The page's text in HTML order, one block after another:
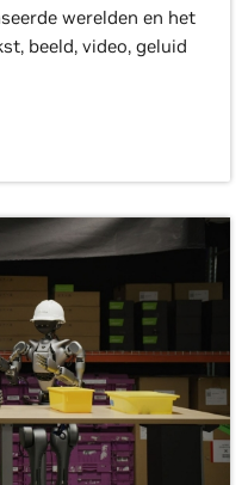
werelden en het
beeld, video, geluid